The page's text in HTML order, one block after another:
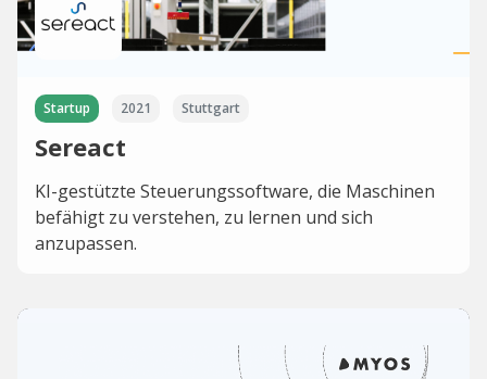
Startup 2021 Stuttgart
Sereact
KI-gestützte Steuerungssoftware, die Maschinen
befähigt zu verstehen, zu lernen und sich
anzupassen.